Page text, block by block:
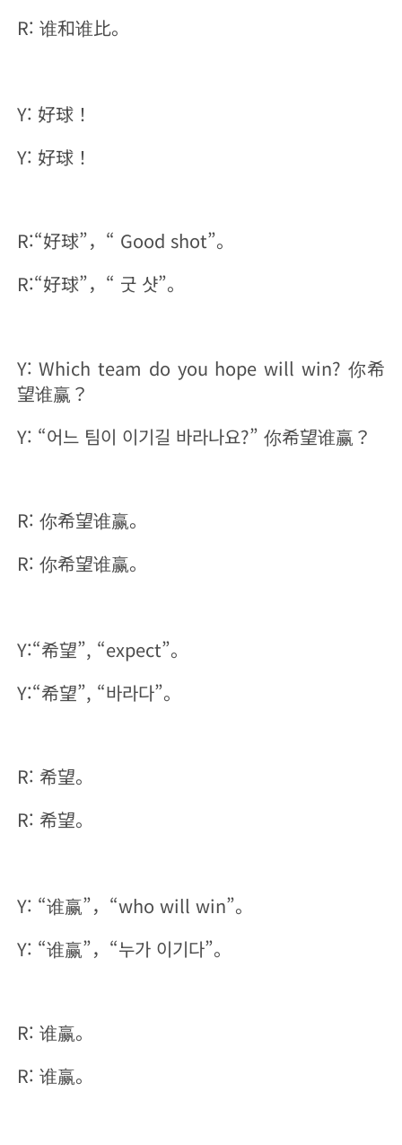
R: 谁和谁比。
Y: 好球！
Y: 好球！
R:“好球”，“ Good shot”。
R:“好球”，“ 굿 샷”。
Y: Which team do you hope will win? 你希
望谁赢？
Y: “어느 팀이 이기길 바라나요?” 你希望谁赢？
R: 你希望谁赢。
R: 你希望谁赢。
Y:“希望”, “expect”。
Y:“希望”, “바라다”。
R: 希望。
R: 希望。
Y: “谁赢”，“who will win”。
Y: “谁赢”，“누가 이기다”。
R: 谁赢。
R: 谁赢。